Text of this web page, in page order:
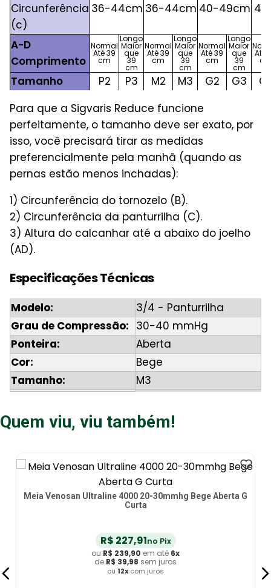
Circunferência
(c)
36-44cm 36-44cm 40-49cm
A-D
Comprimento
Normal
Até 39
cm
Longo
Maior
que
39
cm
Normal
Até 39
cm
Longo
Maior
que
39
cm
Normal
Até 39
cm
Longo
Maior
que
39
cm
Até
Tamanho P2 P3 M2 M3 G2 G3
Para que a Sigvaris Reduce funcione
perfeitamente, o tamanho deve ser exato, por
isso, você precisará tirar as medidas
preferencialmente pela manhã (quando as
pernas estão menos inchadas):
1) Circunferência do tornozelo (B).
2) Circunferência da panturrilha (C).
3) Altura do calcanhar até a abaixo do joelho
(AD).
Especificações Técnicas
Modelo:
3/4 - Panturrilha
Grau de Compressão: 30-40 mmHg
Ponteira:
Aberta
Cor:
Bege
Tamanho:
M3
Quem viu, viu também!
Meia Venosan Ultraline 4000 20-30mmhg Bege Aberta G
Curta
R$ 227,91no Pix
ou R$ 239,90 em até 6x
de R$ 39,98 sem juros
ou 12x com juros